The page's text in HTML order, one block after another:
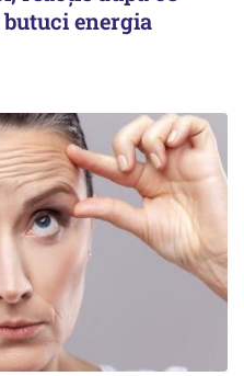
butuci energia